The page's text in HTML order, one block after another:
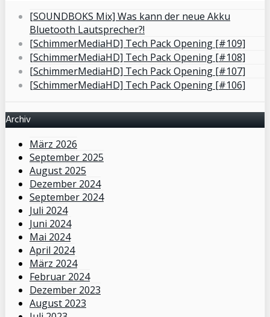
[SOUNDBOKS Mix] Was kann der neue Akku
Bluetooth Lautsprecher?!
[SchimmerMediaHD] Tech Pack Opening [#109]
[SchimmerMediaHD] Tech Pack Opening [#108]
[SchimmerMediaHD] Tech Pack Opening [#107]
[SchimmerMediaHD] Tech Pack Opening [#106]
Archiv
März 2026
September 2025
August 2025
Dezember 2024
September 2024
Juli 2024
Juni 2024
Mai 2024
April 2024
März 2024
Februar 2024
Dezember 2023
August 2023